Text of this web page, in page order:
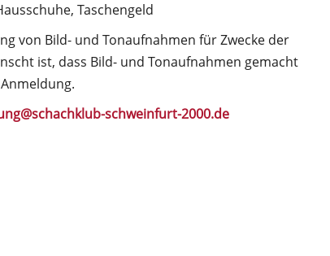
Taschengeld
von Bild- und Tonaufnahmen für Zwecke der
ist, dass Bild- und Tonaufnahmen gemacht
schweinfurt-2000.de